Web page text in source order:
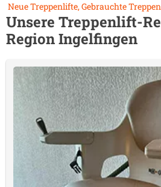
Neue Treppenlifte, Gebrauchte
Unsere Treppenlift-
RegionIngelfingen